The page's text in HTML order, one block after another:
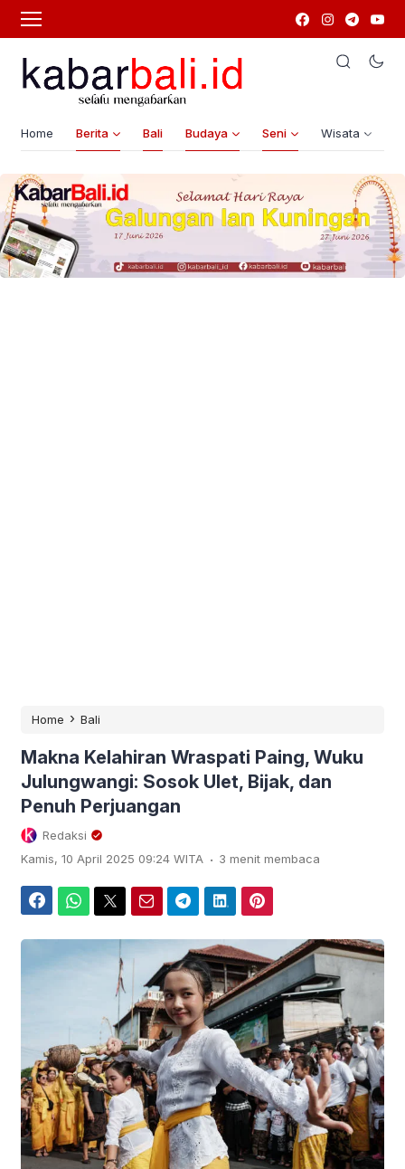
Home Berita Bali Budaya Seni Wisata
Home › Bali
Makna Kelahiran Wraspati Paing, Wuku
Julungwangi: Sosok Ulet, Bijak, dan
Penuh Perjuangan
Redaksi
Kamis, 10 April 2025 09:24 WITA . 3 menit membaca